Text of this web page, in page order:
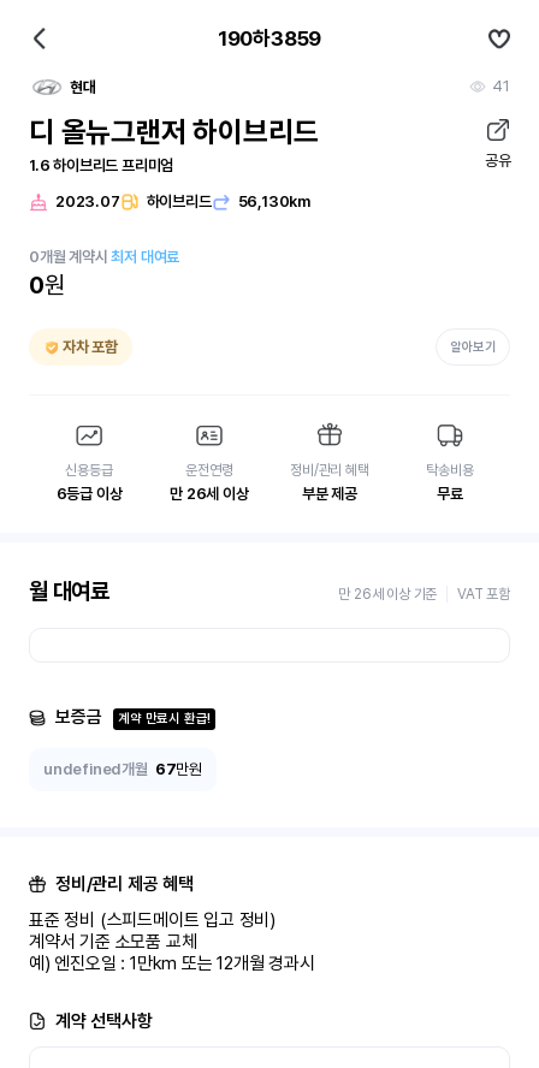
190하3859
현대 41
디 올뉴그랜저 하이브리드
1.6 하이브리드 프리미엄 공유
2023.07 하이브리드 56,130km
0개월 계약시최저 대여료
0원
자차 포함 알아보기
신용등급
6등급 이상
운전연령
만 26세 이상
정비/관리 혜택
부분 제공
탁송비용
무료
월 대여료 만 26세 이상 기준 VAT 포함
보증금 계약 만료시 환급!
undefined개월 67만원
정비/관리 제공 혜택
표준 정비 (스피드메이트 입고 정비)
계약서 기준 소모품 교체
예) 엔진오일 : 1만km 또는 12개월 경과시
계약 선택사항